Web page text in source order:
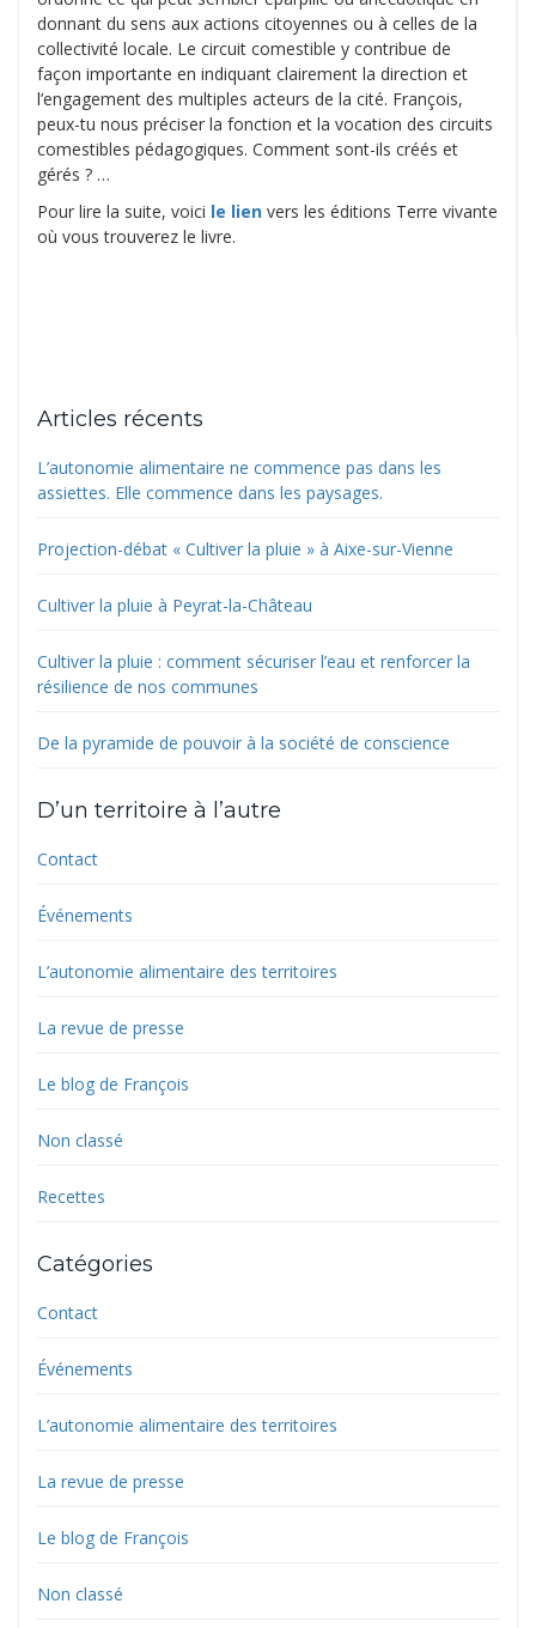
donnant du sens aux actions citoyennes ou à celles de la
collectivité locale. Le circuit comestible y contribue de
façon importante en indiquant clairement la direction et
l’engagement des multiples acteurs de la cité. François,
peux-tu nous préciser la fonction et la vocation des circuits
comestibles pédagogiques. Comment sont-ils créés et
gérés ? …
Pour lire la suite, voici le lien vers les éditions Terre vivante
où vous trouverez le livre.
Articles récents
L’autonomie alimentaire ne commence pas dans les
assiettes. Elle commence dans les paysages.
Projection-débat « Cultiver la pluie » à Aixe-sur-Vienne
Cultiver la pluie à Peyrat-la-Château
Cultiver la pluie : comment sécuriser l’eau et renforcer la
résilience de nos communes
De la pyramide de pouvoir à la société de conscience
D’un territoire à l’autre
Contact
Événements
L’autonomie alimentaire des territoires
La revue de presse
Le blog de François
Non classé
Recettes
Catégories
Contact
Événements
L’autonomie alimentaire des territoires
La revue de presse
Le blog de François
Non classé